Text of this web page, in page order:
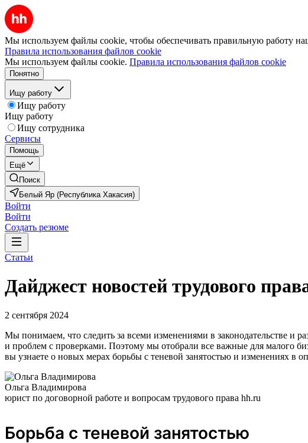
Мы используем файлы cookie, чтобы обеспечивать правильную работу
Правила использования файлов cookie
Мы используем файлы cookie. Правила использования файлов cookie
Понятно
Ищу работу
Ищу работу
Ищу работу
Ищу сотрудника
Сервисы
Помощь
Ещё
Поиск
Белый Яр (Республика Хакасия)
Войти
Войти
Создать резюме
Статьи
Дайджест новостей трудового
2 сентября 2024
Мы понимаем, что следить за всеми изменениями в законодательстве и
и проблем с проверками. Поэтому мы отобрали все важные для малого
вы узнаете о новых мерах борьбы с теневой занятостью и изменениях в
Ольга Владимирова
юрист по договорной работе и вопросам трудового права hh.ru
Борьба с теневой занятостью